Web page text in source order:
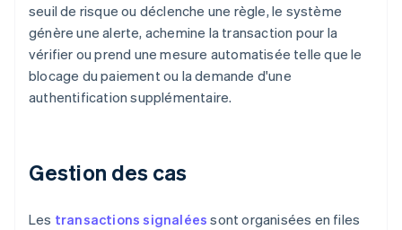
seuil de risque ou déclenche une règle, le système
génère une alerte, achemine la transaction pour la
vérifier ou prend une mesure automatisée telle que le
blocage du paiement ou la demande d'une
authentification supplémentaire.
Gestion des cas
Les transactions signalées sont organisées en files